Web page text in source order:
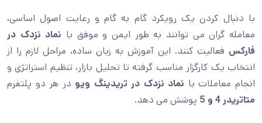
با دنبال کردن یک رویکرد گام به گام و رعایت اصول اساسی،
معامله گران می توانند به طور ایمن و موفق با نماد نزدک در
فارکس فعالیت کنند. این آموزش به زبان ساده، مراحل لازم را از
انتخاب یک کارگزار مناسب گرفته تا تحلیل بازار، تنظیم استراتژی و
انجام معاملات با نماد نزدک در تریدینگ ویو در هر دو پلتفرم
متاتریدر 4 و 5
پوشش می دهد.